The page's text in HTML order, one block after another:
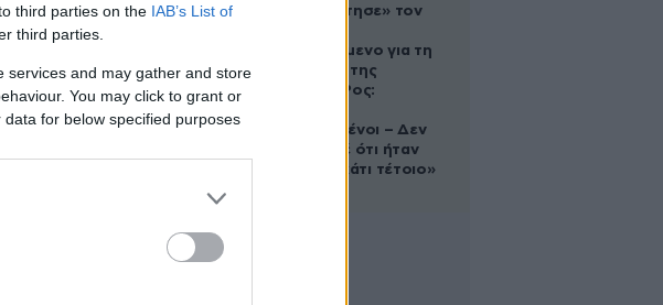
third parties on the IAB’s List of
third parties.
services and may gather and store
You may click to grant or
for below specified purposes
με το
που
που «υιοθέτησε» τον
κατηγορούμενο για τη
δολοφονία της
Ελίζαμπεθ Ρος:
συντετριμμένοι – Δεν
έδειξε ποτέ ότι ήταν
ικανός για κάτι τέτοιο»